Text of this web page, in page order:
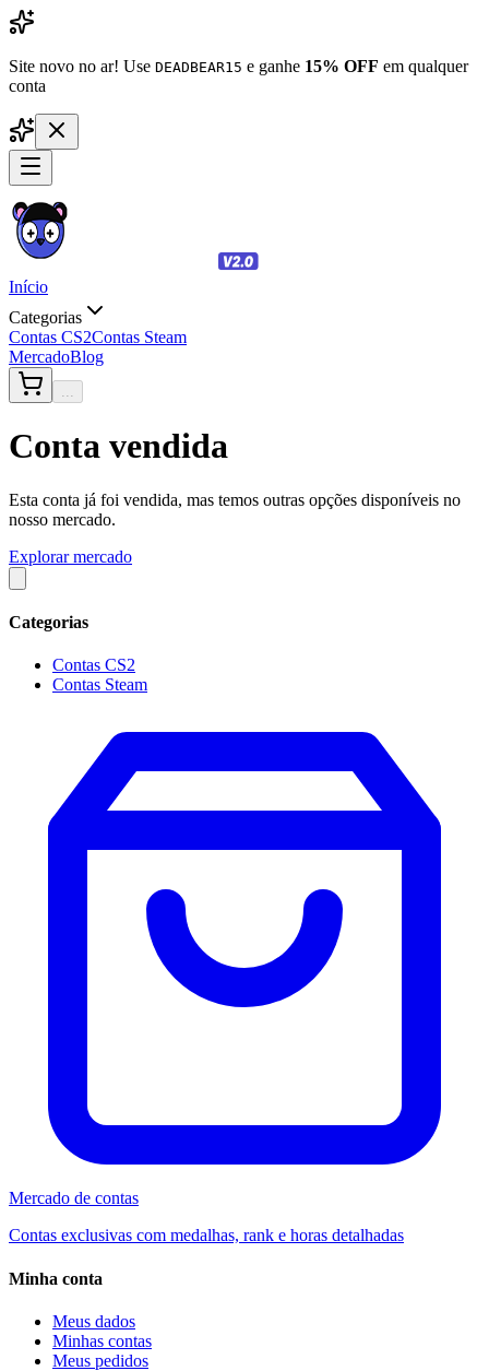
Site novo no ar! Use DEADBEAR15 e ganhe 15% OFF em qualquer
conta
Início
Categorias
Contas CS2Contas Steam
MercadoBlog
...
Conta vendida
Esta conta já foi vendida, mas temos outras opções disponíveis no
nosso mercado.
Explorar mercado
Categorias
Contas CS2
Contas Steam
Mercado de contas
Contas exclusivas com medalhas, rank e horas detalhadas
Minha conta
Meus dados
Minhas contas
Meus pedidos